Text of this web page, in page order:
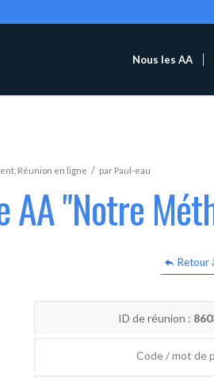
Nous les AA
Réunion en ligne / par Paul-eau
AA "Notre
Retour
ID de réunion :
Code / mot de